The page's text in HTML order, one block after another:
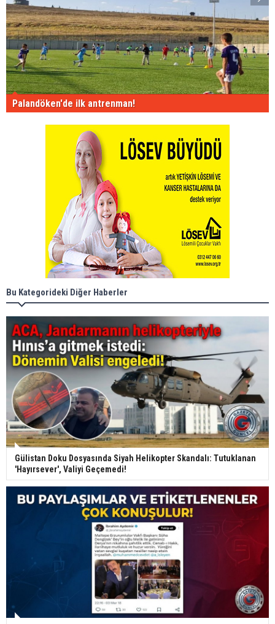
Palandöken'de ilk antrenman!
Bu Kategorideki Diğer Haberler
Gülistan Doku Dosyasında Siyah Helikopter Skandalı: Tutuklanan
'Hayırsever', Valiyi Geçemedi!